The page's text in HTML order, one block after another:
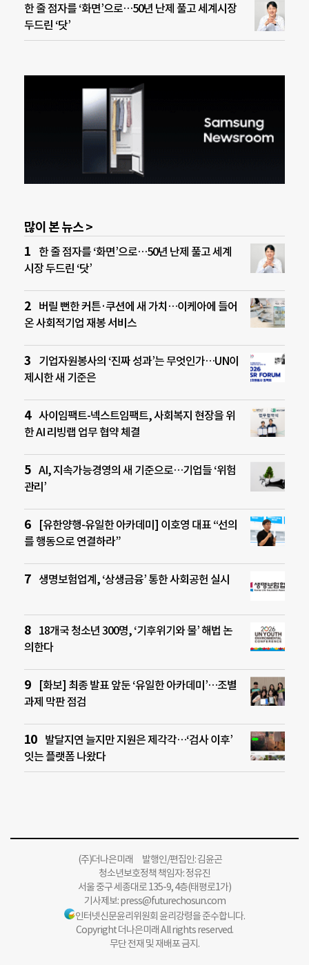
한 줄 점자를 ‘화면’으로…50년 난제 풀고 세계시장
두드린 ‘닷’
많이 본 뉴스 >
한 줄 점자를 ‘화면’으로…50년 난제 풀고 세계
시장 두드린 ‘닷’
버릴 뻔한 커튼·쿠션에 새 가치…이케아에 들어
온 사회적기업 재봉 서비스
기업자원봉사의 ‘진짜 성과’는 무엇인가…UN이
제시한 새 기준은
사이임팩트-넥스트임팩트, 사회복지 현장을 위
한 AI 리빙랩 업무 협약 체결
AI, 지속가능경영의 새 기준으로…기업들 ‘위험
관리’
[유한양행-유일한 아카데미] 이호영 대표 “선의
를 행동으로 연결하라”
생명보험업계, ‘상생금융’ 통한 사회공헌 실시
18개국 청소년 300명, ‘기후위기와 물’ 해법 논
의한다
[화보] 최종 발표 앞둔 ‘유일한 아카데미’…조별
과제 막판 점검
발달지연 늘지만 지원은 제각각…‘검사 이후’
잇는 플랫폼 나왔다
(주)더나은미래 발행인/편집인: 김윤곤
청소년보호정책 책임자: 정유진
서울 중구 세종대로 135-9, 4층(태평로1가)
기사제보:press@futurechosun.com
인터넷신문윤리위원회 윤리강령을 준수합니다.
Copyright 더나은미래 All rights reserved.
무단 전재 및 재배포 금지.